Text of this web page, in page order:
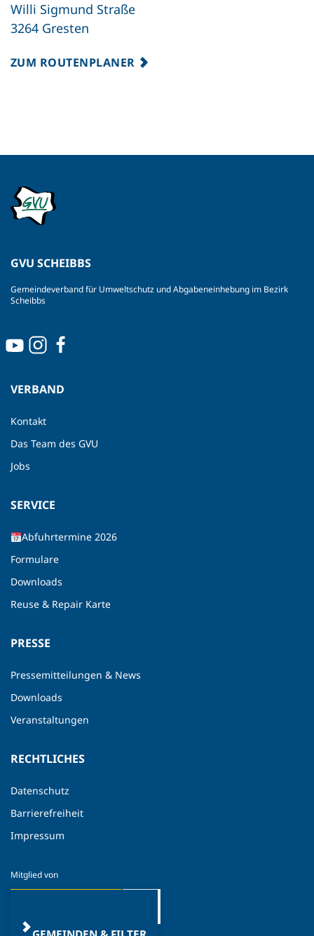
Willi Sigmund Straße
3264 Gresten
ZUM ROUTENPLANER
GVU SCHEIBBS
Gemeindeverband für Umweltschutz und Abgabeneinhebung im Bezirk
Scheibbs
VERBAND
Kontakt
Das Team des GVU
Jobs
SERVICE
Abfuhrtermine 2026
Formulare
Downloads
Reuse & Repair Karte
PRESSE
Pressemitteilungen & News
Downloads
Veranstaltungen
RECHTLICHES
Datenschutz
Barrierefreiheit
Impressum